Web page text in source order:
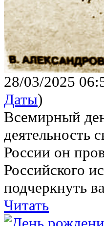
28/03/2025
Даты)
Всемирный
деятельность
России он
Российского
подчеркнуть
Читать